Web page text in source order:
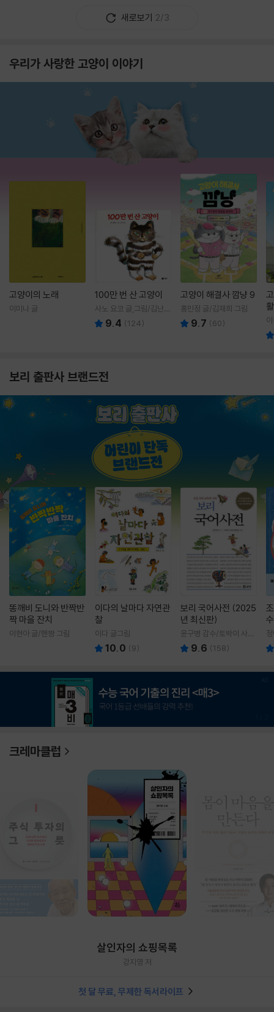
새로보기 2/3
우리가 사랑한 고양이 이야기
고양이의 노래
이미나 글
100만 번 산 고양이
사노 요코 글,그림/김난주
역 9.4 (124)
고양이 해결사 깜냥 9
홍민정 글/김재희 그림
9.7 (60)
보리 출판사 브랜드전
똥깨비 도니와 반짝반
짝 마을 잔치
이현아 글/핸짱 그림
이다의 날마다 자연관
찰
이다 글그림
10.0 (9)
보리 국어사전 (2025
년 최신판)
윤구병 감수/토박이 사전
편찬실 편
9.6 (158)
크레마클럽
살인자의 쇼핑목록
강지영 저
첫 달 무료, 무제한 독서라이프